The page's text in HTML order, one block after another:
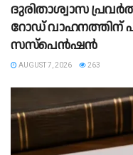
ദുരിതാശ്വാസ
റോഡ് വാഹനത്തിന്
സസ്പെൻഷൻ
AUGUST 7, 2026 263